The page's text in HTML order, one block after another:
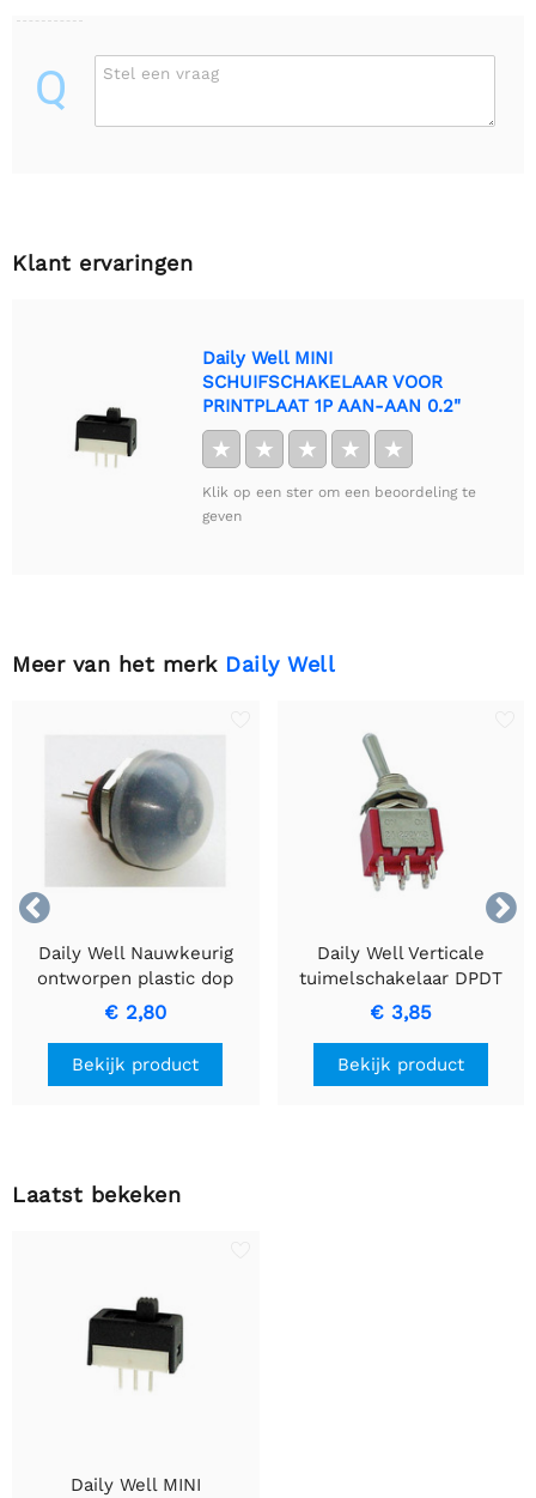
Q Stel een vraag
Klant ervaringen
Daily Well MINI
SCHUIFSCHAKELAAR VOOR
PRINTPLAAT 1P AAN-AAN 0.2"
★ ★ ★ ★ ★
Klik op een ster om een beoordeling te
geven
Meer van het merk Daily Well


Daily Well Nauwkeurig
ontworpen plastic dop
voor miniatuur
drukknopschakelaars
€ 2,80
Bekijk product
Daily Well Verticale
tuimelschakelaar DPDT
aan-aan
€ 3,85
Bekijk product
Laatst bekeken
Daily Well MINI